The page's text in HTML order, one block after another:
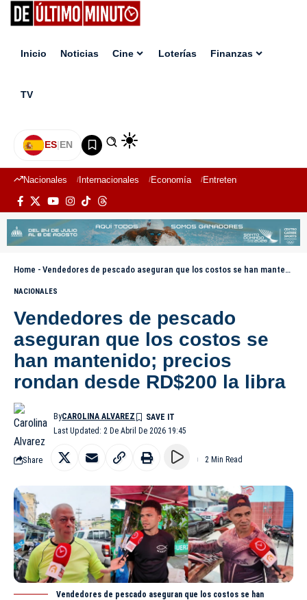
Inicio Noticias Cine Loterías Finanzas
TV
ES|EN
Nacionales Internacionales Economía Entretenimiento
Home - Vendedores de pescado aseguran que los costos se han mantenido; precios rondan desde RD$200 la libra
NACIONALES
Vendedores de pescado
aseguran que los costos se
han mantenido; precios
rondan desde RD$200 la libra
Last Updated: 2 De Abril De 2026 19:45
ByCAROLINA ALVAREZ
Share 2 Min Read
Vendedores de pescado aseguran que los costos se han